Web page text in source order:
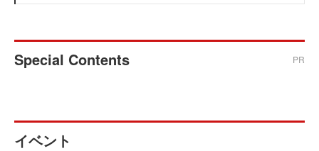
Special Contents PR
イベント